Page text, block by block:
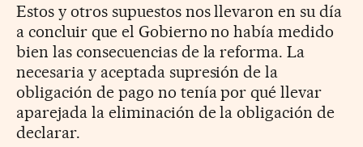
Estos y otros supuestos nos llevaron en su día
a concluir que el Gobierno no había medido
bien las consecuencias de la reforma. La
necesaria y aceptada supresión de la
obligación de pago no tenía por qué llevar
aparejada la eliminación de la obligación de
declarar.